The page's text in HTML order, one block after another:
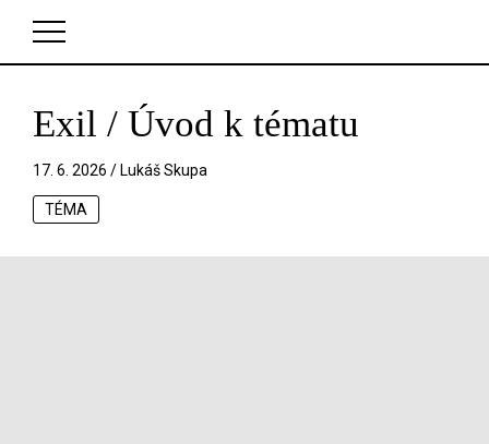
V košíku zatím nemáte žádné položky.
Exil / Úvod k tématu
17. 6. 2026 / Lukáš Skupa
TÉMA